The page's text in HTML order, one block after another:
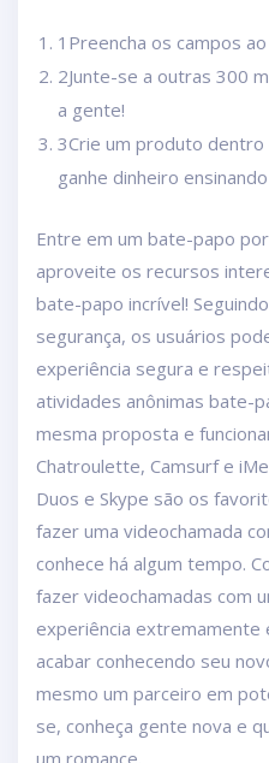
1Preencha os campos
2Junte-se a outras 300
a gente!
3Crie um produto
ganhe dinheiro
Entre em um bate-papo
aproveite os recursos
bate-papo incrível!
segurança, os usuários
experiência segura e
atividades anônimas bate-
mesma proposta e
Chatroulette, Camsurf e
Duos e Skype são os
fazer uma videochamada
conhece há algum tempo.
fazer videochamadas com
experiência extremamente
acabar conhecendo seu
mesmo um parceiro em
se, conheça gente nova e
um romance.